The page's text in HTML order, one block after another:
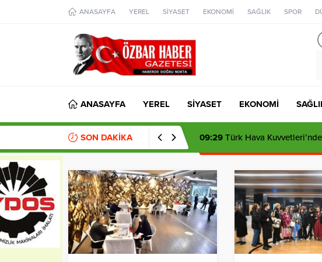
ANASAYFA YEREL SİYASET EKONOMİ SAĞLIK SPOR
ANASAYFA YEREL SİYASET EKONOMİ
SON DAKİKA 09:29 Türk Hava